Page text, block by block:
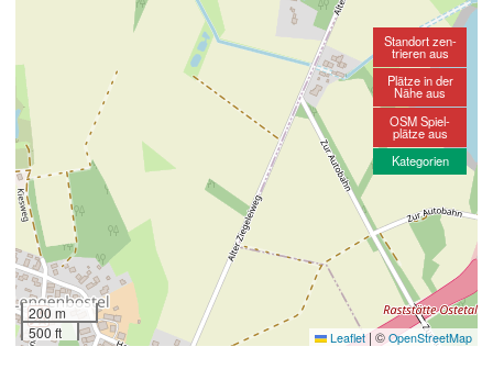
200 m
500 ft
Leaflet |© OpenStreetMap
Standort zen-
trieren aus
Plätze in der
Nähe aus
OSM Spiel-
plätze aus
Kategorien